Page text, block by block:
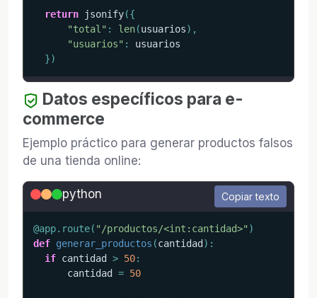
return jsonify({
"total" : len(usuarios) ,
"usuarios" :
usuarios
})
Datos específicos para e-
commerce
Ejemplo práctico para generar productos falsos
de una tienda online:
python Copiar texto
@app. route( "/productos/<int:cantidad>" )
def generar_productos (cantidad ) :
if cantidad > 50:
      cantidad
= 50